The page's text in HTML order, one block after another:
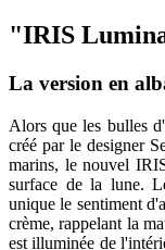
"IRIS
La version en
Alors que les bulles
créé par le designer
marins, le nouvel
surface de la lune.
unique le sentiment
crème, rappelant la
est illuminée de